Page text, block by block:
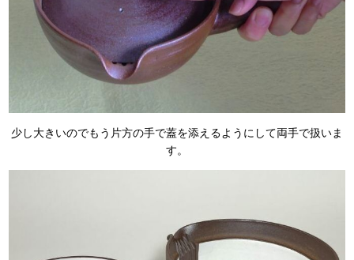
少し大きいのでもう片方の手で蓋を添えるようにして両手で扱いま
す。